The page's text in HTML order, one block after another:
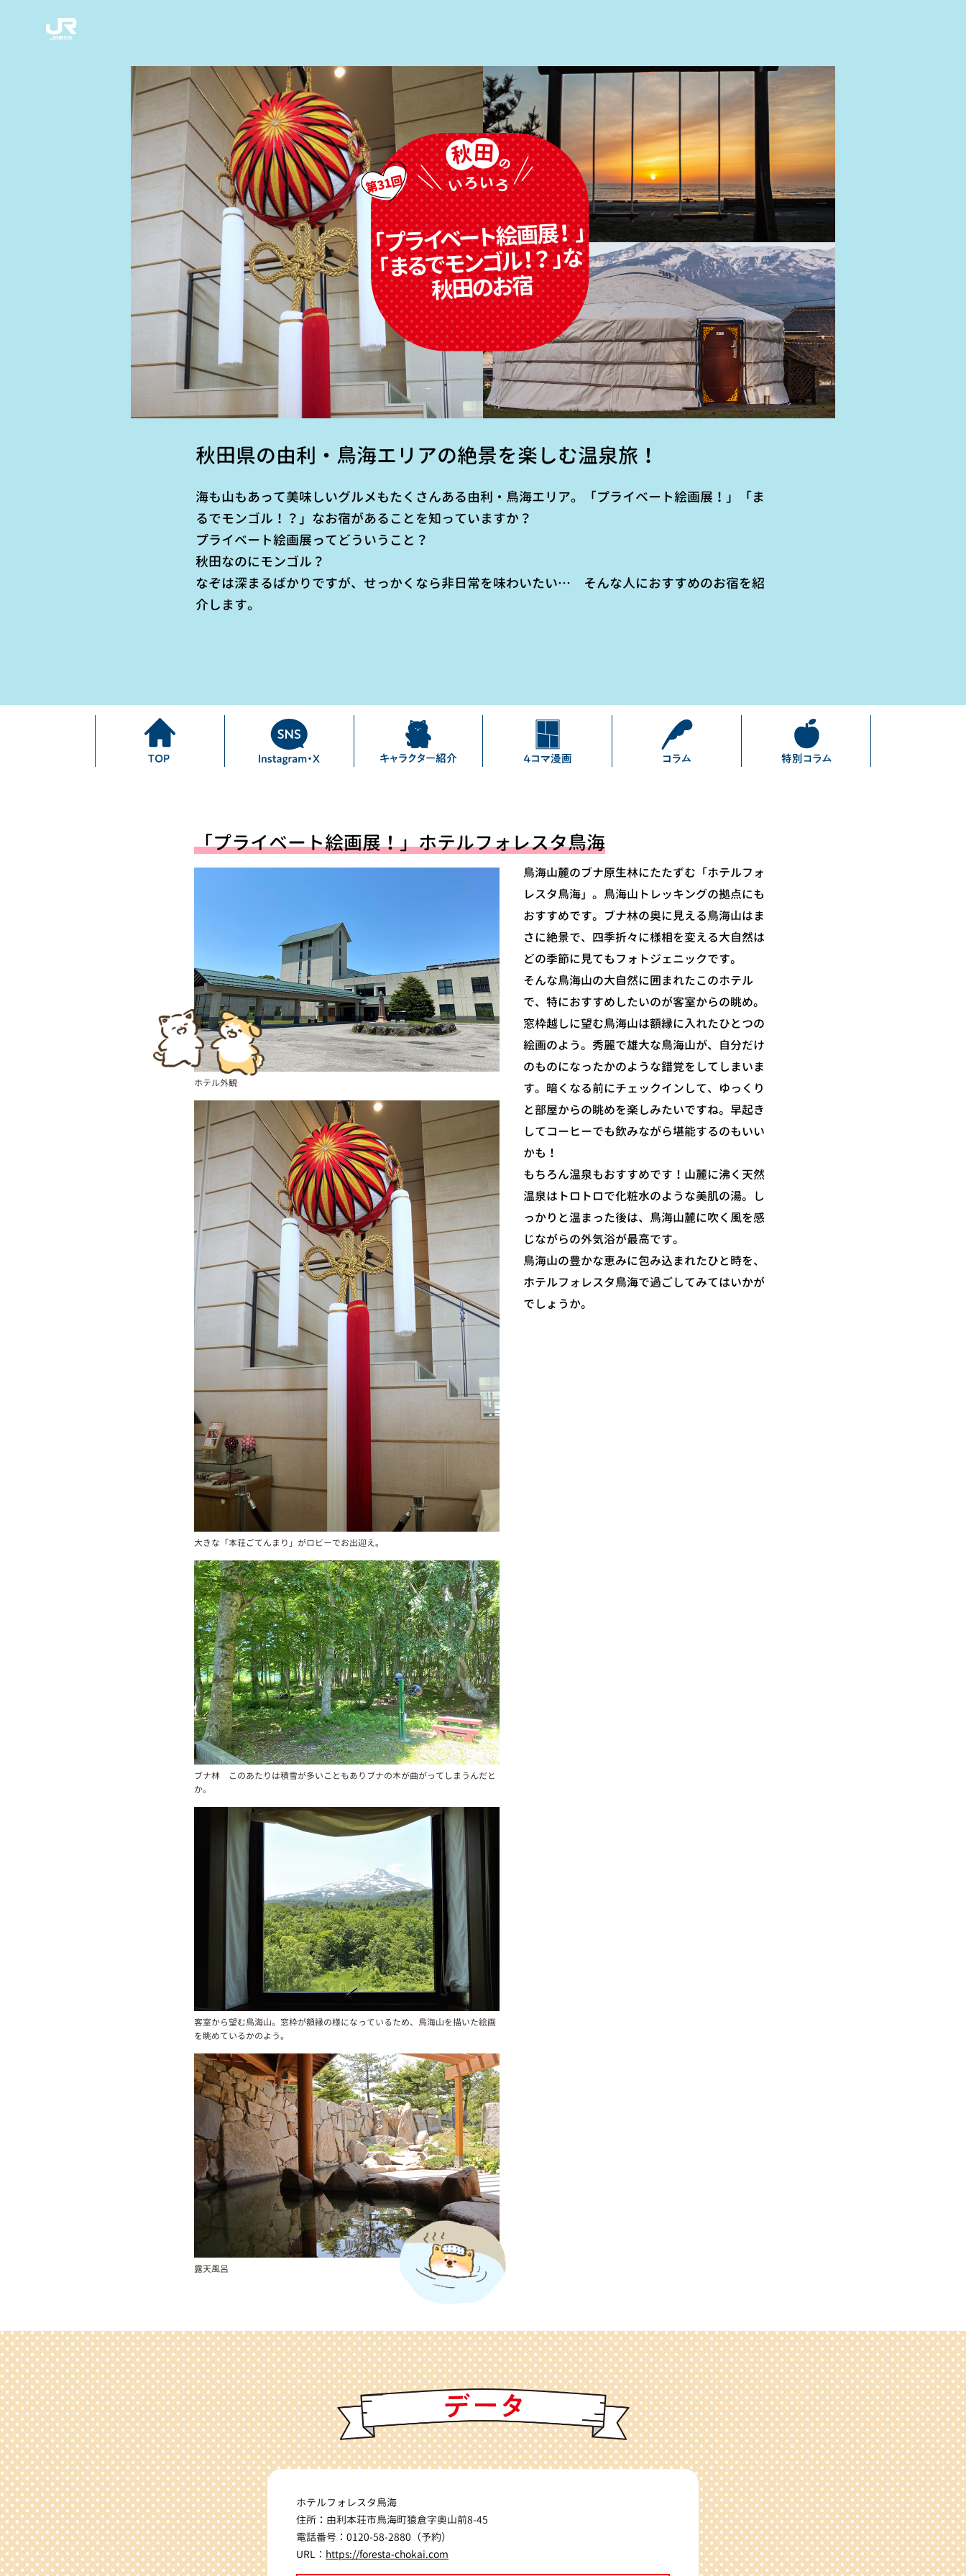
秋田県の由利・鳥海エリアの絶景を楽しむ温泉旅！
海も山もあって美味しいグルメもたくさんある由利・鳥海エリア。「プライベート絵画展！」「ま
るでモンゴル！？」なお宿があることを知っていますか？
プライベート絵画展ってどういうこと？
秋田なのにモンゴル？
なぞは深まるばかりですが、せっかくなら非日常を味わいたい… そんな人におすすめのお宿を紹
介します。
「プライベート絵画展！」ホテルフォレスタ鳥海
ホテル外観
大きな「本荘ごてんまり」がロビーでお出迎え。
ブナ林 このあたりは積雪が多いこともありブナの木が曲がってしまうんだと
か。
客室から望む鳥海山。窓枠が額縁の様になっているため、鳥海山を描いた絵画
を眺めているかのよう。
露天風呂
鳥海山麓のブナ原生林にたたずむ「ホテルフォ
レスタ鳥海」。鳥海山トレッキングの拠点にも
おすすめです。ブナ林の奥に見える鳥海山はま
さに絶景で、四季折々に様相を変える大自然は
どの季節に見てもフォトジェニックです。
そんな鳥海山の大自然に囲まれたこのホテル
で、特におすすめしたいのが客室からの眺め。
窓枠越しに望む鳥海山は額縁に入れたひとつの
絵画のよう。秀麗で雄大な鳥海山が、自分だけ
のものになったかのような錯覚をしてしまいま
す。暗くなる前にチェックインして、ゆっくり
と部屋からの眺めを楽しみたいですね。早起き
してコーヒーでも飲みながら堪能するのもいい
かも！
もちろん温泉もおすすめです！山麓に沸く天然
温泉はトロトロで化粧水のような美肌の湯。し
っかりと温まった後は、鳥海山麓に吹く風を感
じながらの外気浴が最高です。
鳥海山の豊かな恵みに包み込まれたひと時を、
ホテルフォレスタ鳥海で過ごしてみてはいかが
でしょうか。
ホテルフォレスタ鳥海
住所：由利本荘市鳥海町猿倉字奥山前8-45
電話番号：0120-58-2880（予約）
URL： https://foresta-chokai.com